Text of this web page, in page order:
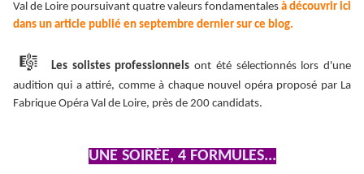
Val de Loire poursuivant quatre valeurs fondamentales à découvrir ici
dans un article publié en septembre dernier sur ce blog.
🎼 Les solistes professionnelsont été sélectionnés lors d'une
audition qui a attiré, comme à chaque nouvel opéra proposé par La
Fabrique Opéra Val de Loire, près de 200 candidats.
UNE SOIRÉE, 4 FORMULES...